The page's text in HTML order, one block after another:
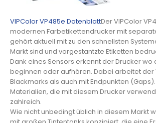
VIPColor VP485e DatenblattDer VIPColor
modernen Farbetikettendrucker mit
gehört aktuell mit zu den schnellsten
Markt sind und vorgestantzte Etiketten
Dank eines Sensors erkennt der Drucker wo
beginnen oder aufhören. Dabei arbeitet der
Blackmarks als auch mit Endpunkten
Materialien, die mit diesem Drucker
zahlreich.
Wie nicht unbedingt üblich in diesem Markt